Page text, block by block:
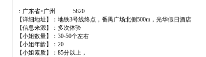
：广东省>广州 5820
【详细地址】：地铁3号线终点，番禺广场北侧500m，光华假日酒店
【信息来源】：多次体验
【小姐数量】：30-50个左右
【小姐年龄】：20
【小姐素质】：85分以上，